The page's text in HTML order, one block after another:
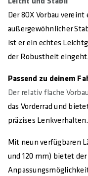
KLEMMUNG LENKER
31.8
KLEMMBREITE
50
KLEMMUNG
28.6 (1 1/8")
KLEMMHÖHE
Der 8OX Vorbau
außergewöhnlicher
ist er ein echtes
der Robustheit eingeht.
Passend zu deinem
Der relativ flache
das Vorderrad und
präzises Lenkverhalten.
Mit neun verfügbaren
und 120 mm) bietet